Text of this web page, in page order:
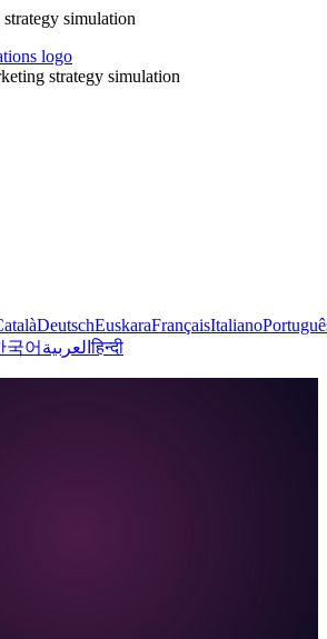
simulation
strategy simulation
DeutschEuskaraFrançaisItaliano
국어 العربيةहिन्दी